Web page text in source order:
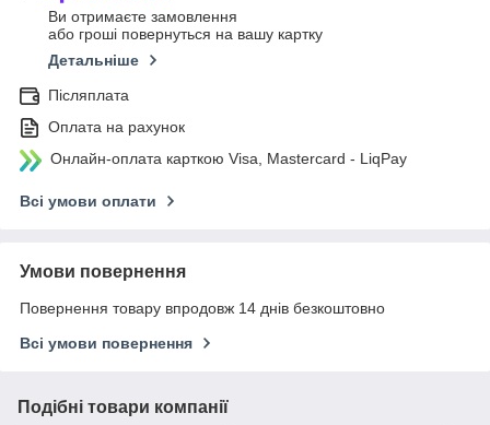
Ви отримаєте замовлення
або гроші повернуться на вашу картку
Детальніше
Післяплата
Оплата на рахунок
Онлайн-оплата карткою Visa, Mastercard - LiqPay
Всі умови оплати
Умови повернення
Повернення товару впродовж 14 днів безкоштовно
Всі умови повернення
Подібні товари компанії